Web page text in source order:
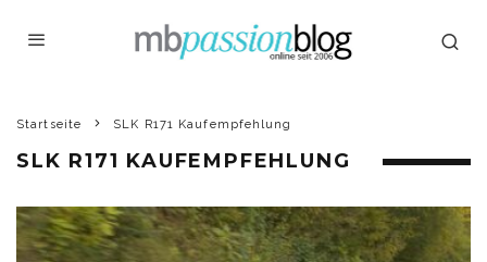
Startseite SLK R171 Kaufempfehlung
SLK R171 KAUFEMPFEHLUNG